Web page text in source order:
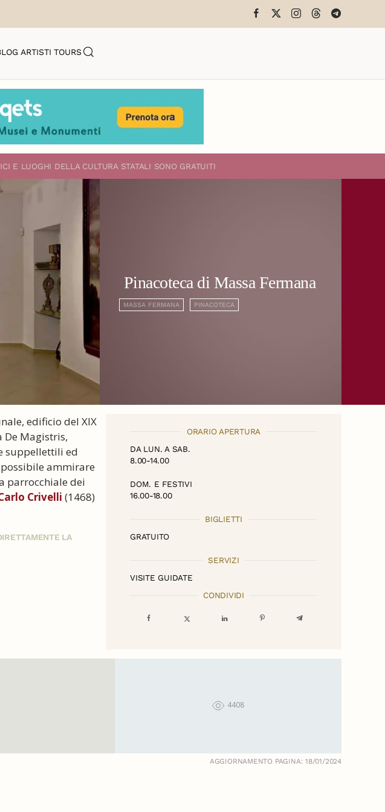
ARTISTI TOURS
E LUOGHI DELLA CULTURA STATALI SONO GRATUITI
Pinacoteca di Massa Fermana
MASSA FERMANA PINACOTECA
edificio del XIX
De Magistris,
suppellettili ed
ammirare
parrocchiale dei
Crivelli (1468)
LA
ORARIO APERTURA
DA LUN. A SAB.
8.00-14.00
DOM. E FESTIVI
16.00-18.00
BIGLIETTI
GRATUITO
SERVIZI
VISITE GUIDATE
CONDIVIDI
4408
AGGIORNAMENTO PAGINA: 18/01/2024